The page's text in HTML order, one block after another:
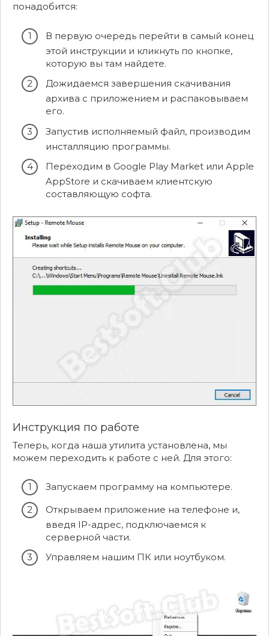
понадобится:
В первую очередь перейти в самый конец
этой инструкции и кликнуть по кнопке,
которую вы там найдете.
Дожидаемся завершения скачивания
архива с приложением и распаковываем
его.
Запустив исполняемый файл, производим
инсталляцию программы.
Переходим в Google Play Market или Apple
AppStore и скачиваем клиентскую
составляющую софта.
Инструкция по работе
Теперь, когда наша утилита установлена, мы
можем переходить к работе с ней. Для этого:
Запускаем программу на компьютере.
Открываем приложение на телефоне и,
введя IP-адрес, подключаемся к
серверной части.
Управляем нашим ПК или ноутбуком.